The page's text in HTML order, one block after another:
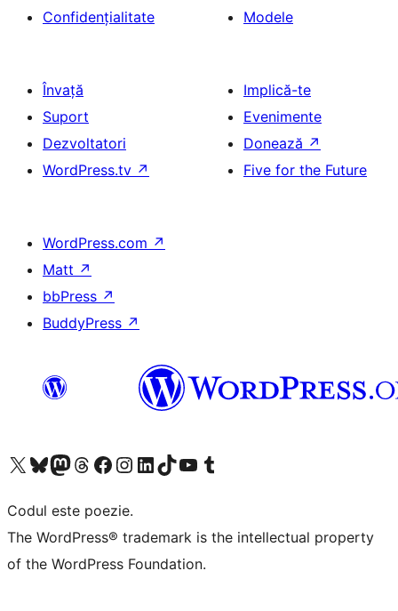
Confidențialitate
Modele
Învață
Suport
Dezvoltatori
WordPress.tv ↗
Implică-te
Evenimente
Donează ↗
Five for the Future
WordPress.com ↗
Matt ↗
bbPress ↗
BuddyPress ↗
Mergi la contul nostru X (fost Twitter)
Vizitează contul nostru Bluesky
Vizitează contul nostru Mastodon
Vizitează contul nostru Threads
Vizitează pagina noastră Facebook
Vizitează-ne pe Instagram
Vizitează-ne pe LinkedIn
Vizitează contul nostru TikTok
Vizitează canalul nostru YouTube
Vizitează contul nostru Tumblr
Codul este poezie.
The WordPress® trademark is the intellectual property
of the WordPress Foundation.